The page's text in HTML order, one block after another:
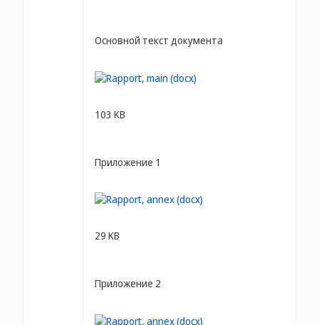
Основной текст документа
103 KB
Приложение 1
29 KB
Приложение 2